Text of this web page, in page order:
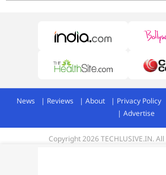
News Reviews About Privacy Policy
Advertise
Copyright 2026 TECHLUSIVE.IN.